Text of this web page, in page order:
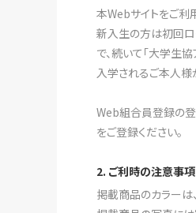
本Webサイトをご利
新入生の方は初回ロ
で、続いて「大学生
入学されるご本人様
Web組合員登録の登
をご登録ください。
2. ご利時の注意事項
掲載商品のカラーは